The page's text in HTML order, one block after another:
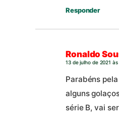
Responder
Ronaldo
13 de julho de 2021
Parabéns
alguns
série B, vai